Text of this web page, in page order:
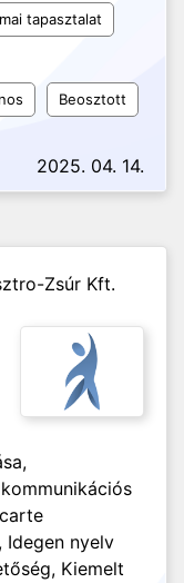
tapasztalat
Beosztott
2025. 04. 14.
Zsúr Kft.
nyelv
Kiemelt